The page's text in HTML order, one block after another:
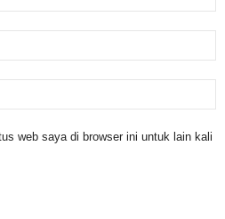
web saya di browser ini untuk lain kali